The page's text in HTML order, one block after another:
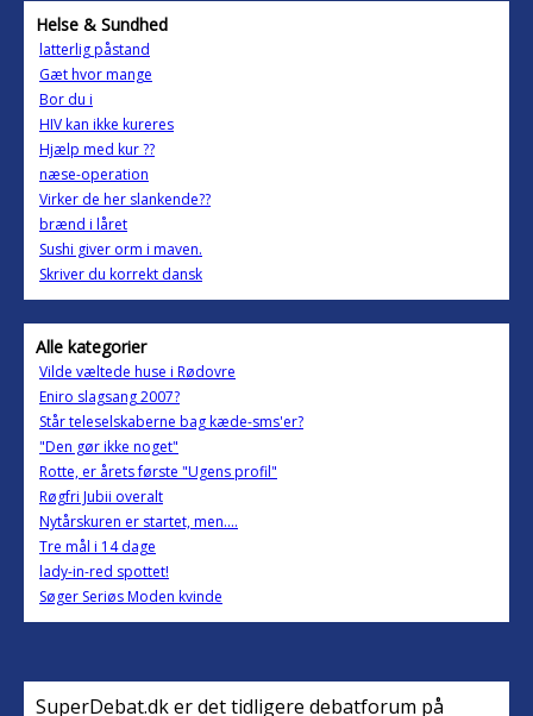
Helse & Sundhed
latterlig påstand
Gæt hvor mange
Bor du i
HIV kan ikke kureres
Hjælp med kur ??
næse-operation
Virker de her slankende??
brænd i låret
Sushi giver orm i maven.
Skriver du korrekt dansk
Alle kategorier
Vilde væltede huse i Rødovre
Eniro slagsang 2007?
Står teleselskaberne bag kæde-sms'er?
"Den gør ikke noget"
Rotte, er årets første "Ugens profil"
Røgfri Jubii overalt
Nytårskuren er startet, men....
Tre mål i 14 dage
lady-in-red spottet!
Søger Seriøs Moden kvinde
SuperDebat.dk er det tidligere debatforum på